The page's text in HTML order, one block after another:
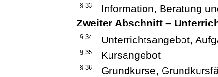
§ 33
Information, Beratung
Zweiter Abschnitt –
§ 34 Unterrichtsangebot,
§ 35 Kursangebot
§ 36 Grundkurse,